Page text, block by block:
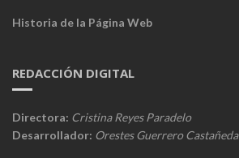
Historia de la Página Web
REDACCIÓN DIGITAL
Directora: Cristina Reyes Paradelo
Desarrollador: Orestes Guerrero Castañeda